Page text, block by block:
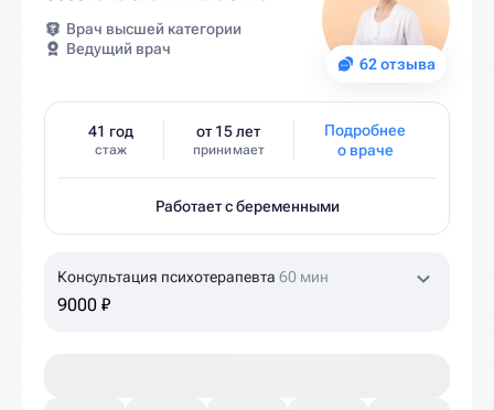
62 отзыва
Врач высшей категории
Ведущий врач
41 год
стаж
от 15 лет
принимает
Подробнее
о враче
Работает с беременными
Консультация психотерапевта 60 мин
9000 ₽